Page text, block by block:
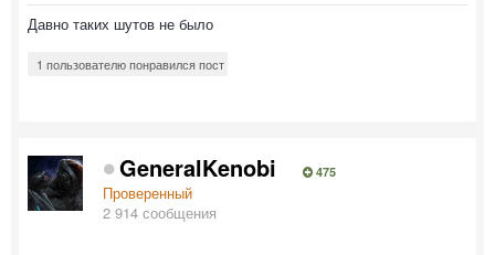
Давно таких шутов не было
1 пользователю понравился пост
GeneralKenobi 475
Проверенный
2 914 сообщения